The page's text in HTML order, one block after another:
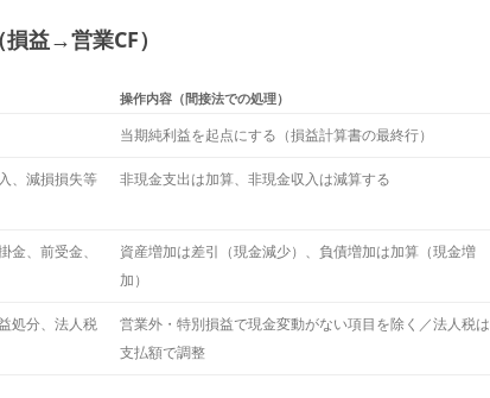
益→営業CF）
操作内容（間接法での処理）
当期純利益を起点にする（損益計算書の最終行）
、減損損失等 非現金支出は加算、非現金収入は減算する
金、前受金、
資産増加は差引（現金減少）、負債増加は加算（現金増
加）
処分、法人税
営業外・特別損益で現金変動がない項目を除く／法人税は
支払額で調整